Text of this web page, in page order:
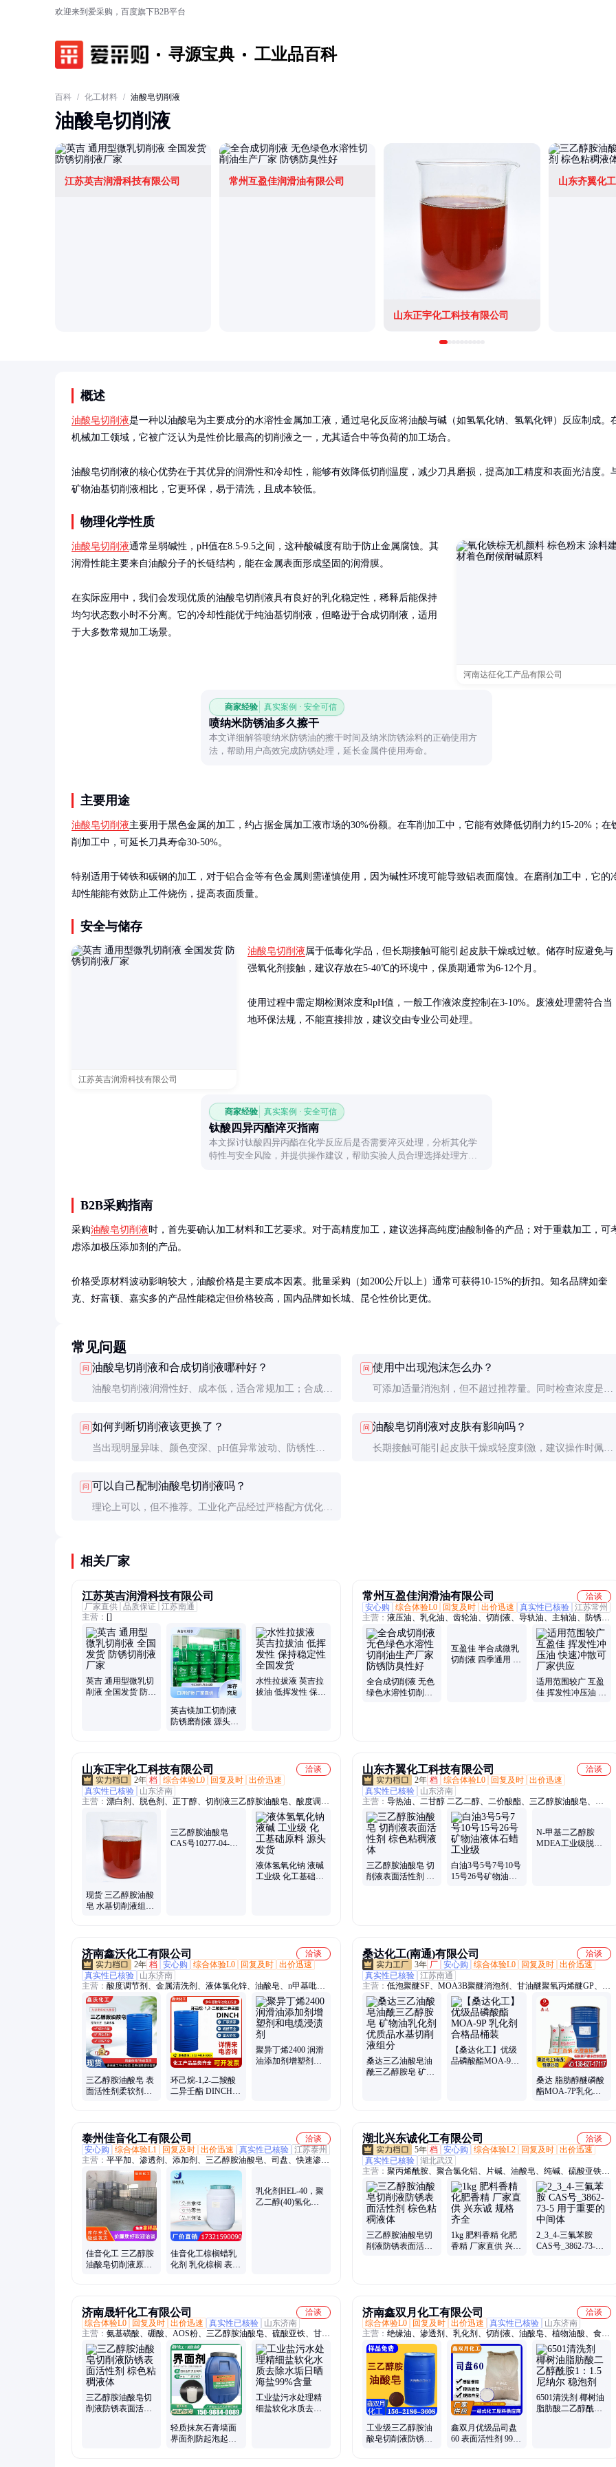
欢迎来到爱采购，百度旗下B2B平台
寻源宝典 工业品百科
百科 / 化工材料 / 油酸皂切削液
油酸皂切削液
江苏英吉润滑科技有限公司 常州互盈佳润滑油有限公司
山东正宇化工科技有限公司
山东齐翼化
概述
油酸皂切削液是一种以油酸皂为主要成分的水溶性金属加工液，通过皂化反应将油酸与碱（如氢氧化钠、氢氧化钾）反应制成。
机械加工领域，它被广泛认为是性价比最高的切削液之一，尤其适合中等负荷的加工场合。
油酸皂切削液的核心优势在于其优异的润滑性和冷却性，能够有效降低切削温度，减少刀具磨损，提高加工精度和表面光洁度。
矿物油基切削液相比，它更环保，易于清洗，且成本较低。
物理化学性质
河南达征化工产品有限公司
油酸皂切削液通常呈弱碱性，pH值在8.5-9.5之间，这种酸碱度有助于防止金属腐蚀。其
润滑性能主要来自油酸分子的长链结构，能在金属表面形成坚固的润滑膜。
在实际应用中，我们会发现优质的油酸皂切削液具有良好的乳化稳定性，稀释后能保持
均匀状态数小时不分离。它的冷却性能优于纯油基切削液，但略逊于合成切削液，适用
于大多数常规加工场景。
商家经验 真实案例 · 安全可信
喷纳米防锈油多久擦干
本文详细解答喷纳米防锈油的擦干时间及纳米防锈涂料的正确使用方
法，帮助用户高效完成防锈处理，延长金属件使用寿命。
主要用途
油酸皂切削液主要用于黑色金属的加工，约占据金属加工液市场的30%份额。在车削加工中，它能有效降低切削力约15-20%；在
削加工中，可延长刀具寿命30-50%。
特别适用于铸铁和碳钢的加工，对于铝合金等有色金属则需谨慎使用，因为碱性环境可能导致铝表面腐蚀。在磨削加工中，它的
却性能能有效防止工件烧伤，提高表面质量。
安全与储存
江苏英吉润滑科技有限公司
油酸皂切削液 属于低毒化学品，但长期接触可能引起皮肤干燥或过敏。储存时应避免与
强氧化剂接触，建议存放在5-40℃的环境中，保质期通常为6-12个月。
使用过程中需定期检测浓度和pH值，一般工作液浓度控制在3-10%。废液处理需符合当
地环保法规，不能直接排放，建议交由专业公司处理。
商家经验 真实案例 · 安全可信
钛酸四异丙酯淬灭指南
本文探讨钛酸四异丙酯在化学反应后是否需要淬灭处理，分析其化学
特性与安全风险，并提供操作建议，帮助实验人员合理选择处理方
B2B采购指南
采购油酸皂切削液 时，首先要确认加工材料和工艺要求。对于高精度加工，建议选择高纯度油酸制备的产品；对于重载加工，可
虑添加极压添加剂的产品。
价格受原材料波动影响较大，油酸价格是主要成本因素。批量采购（如200公斤以上）通常可获得10-15%的折扣。知名品牌如奎
克、好富顿、嘉实多的产品性能稳定但价格较高，国内品牌如长城、昆仑性价比更优。
常见问题
问 油酸皂切削液和合成切削液哪种好？
油酸皂切削液润滑性好、成本低，适合常规加工；合成切
据加工要求和预算决定。
问 使用中出现泡沫怎么办？
可添加适量消泡剂，但不超过推荐量。同时检查浓度是否
有较好的抗泡性。
问 如何判断切削液该更换了？
当出现明显异味、颜色变深、pH值异常波动、防锈性能
命为3-6个月。
问 油酸皂切削液对皮肤有影响吗？
长期接触可能引起皮肤干燥或轻度刺激，建议操作时佩戴
问 可以自己配制油酸皂切削液吗？
理论上可以，但不推荐。工业化产品经过严格配方优化和
相关厂家
江苏英吉润滑科技有限公司
厂家直供 品质保证 江苏南通
主营： []
英吉 通用型微乳切
削液 全国发货 防锈
英吉镁加工切削液
防锈磨削液 源头厂
水性拉拔液 英吉拉
拔油 低挥发性 保持
常州互盈佳润滑油有限公司
洽谈
安心购
综合体验L0 回复及时 出价迅速 真实性已核验 江苏常州
主营： 液压油、乳化油、齿轮油、切削液、导轨油、主轴油、防锈
油、磨削液、工业清洗剂、冲压油、白油
全合成切削液 无色
绿色水溶性切削油
互盈佳 半合成微乳
切削液 四季通用 不
适用范围较广 互盈
佳 挥发性冲压油 快
山东正宇化工科技有限公司
洽谈
2年 档 综合体验L0 回复及时 出价迅速
真实性已核验
山东济南
主营： 漂白剂、脱色剂、正丁醇、切削液三乙醇胺油酸皂、酸度调
现货 三乙醇胺油酸
皂 水基切削液组分
三乙醇胺油酸皂
CAS号10277-04-0
液体氢氧化钠 液碱
工业级 化工基础原
山东齐翼化工科技有限公司
洽谈
2年 档 综合体验L0 回复及时 出价迅速
真实性已核验
山东济南
主营： 导热油、二甘醇 二乙二醇、二价酸酯、三乙醇胺油酸皂、二
甲基乙酰胺、聚乙二醇、乙二醇丁醚、异构十二烷、二甲基亚砜、二
丙二醇甲醚、白油、天然胶乳、丙二醇、三甘醇 三乙二醇、聚异丁
烯、废油凝固剂、溶剂油、二甲基乙醇胺、乙醇、乙二醇、三乙醇
胺、一乙醇胺、N甲基二乙醇胺、石油磺酸钠、甲基丙二醇
三乙醇胺油酸皂 切
削液表面活性剂 棕
白油3号5号7号10号
15号26号矿物油液
N-甲基二乙醇胺
MDEA工业级脱硫
济南鑫沃化工有限公司
洽谈
2年 档 安心购 综合体验L0 回复及时 出价迅速
真实性已核验
山东济南
主营： 酸度调节剂、金属清洗剂、液体氯化锌、油酸皂、n甲基吡咯
烷酮
三乙醇胺油酸皂 表
面活性剂柔软剂金
环己烷-1,2-二羧酸
二异壬酯 DINCH环
聚异丁烯2400 润滑
油添加剂增塑剂和
桑达化工(南通)有限公司
洽谈
3年 厂 安心购 综合体验L0 回复及时 出价迅速
真实性已核验 江苏南通
主营： 低泡聚醚SF、MOA3B聚醚消泡剂、甘油醚聚氧丙烯醚GP、双
油酸酯400DO、磷酸酯MOA7P、磷酸酯MOA3P、异构13醇磷酸酯、
司盘S-80、MPEG2000、聚乙二醇600、司盘S-20、吐温T-20、吐温
60、吐温81、吐温T85、石蜡乳化剂、白油乳化剂163、滲透剂JFC、
滲透剂OE-35、滲透剂AEP、添加剂AC1210、聚醚L-64
桑达三乙油酸皂油
酰三乙醇胺皂 矿物
【桑达化工】优级
品磷酸酯MOA-9P
桑达 脂肪醇醚磷酸
酯MOA-7P乳化剂
泰州佳音化工有限公司
洽谈
安心购
综合体验L1 回复及时 出价迅速 真实性已核验 江苏泰州
主营： 平平加、渗透剂、添加剂、三乙醇胺油酸皂、司盘、快速渗透
剂、分散剂、匀染剂、消泡剂、乳化剂、聚乙二醇、聚丙二醇、农药
乳化剂、蓖麻油磷酸酯、聚醚多元醇、吐温、无规聚醚、抗静电剂、
净洗剂、辛基酚聚氧乙烯醚、分散增溶剂、烷基酚聚氧乙烯醚、保湿
剂、防老剂、甲氧基聚乙二醇、异构十醇聚氧乙烯醚
佳音化工 三乙醇胺
油酸皂切削液原料
佳音化工棕榈蜡乳
化剂 乳化棕榈 表面
乳化剂HEL-40，聚
乙二醇(40)氢化蓖
湖北兴东诚化工有限公司
洽谈
5年 档 安心购 综合体验L2 回复及时 出价迅速
真实性已核验 湖北武汉
主营： 聚丙烯酰胺、聚合氯化铝、片碱、油酸皂、纯碱、硫酸亚铁、
磷酸、元明粉、乙二醇、工业盐、次氯酸钠
三乙醇胺油酸皂切
削液防锈表面活性
1kg 肥料香精 化肥
香精 厂家直供 兴东
2_3_4-三氟苯胺
CAS号_3862-73-5
济南晟轩化工有限公司
洽谈
综合体验L0
回复及时 出价迅速 真实性已核验
山东济南
主营： 氨基磺酸、硼酸、AOS粉、三乙醇胺油酸皂、硫酸亚铁、甘
油、氯化铵、过碳酸钠、柠檬酸、氢氟酸、硝酸、双氧水、硫酸铵、
大苏打、草酸、十二烷基硫酸钠、氢氧化钠、氢氧化钾、偏硅酸钠、
聚合氯化铝、磺酸、AES
三乙醇胺油酸皂切
削液防锈表面活性
轻质抹灰石膏墙面
界面剂防起泡起砂
工业盐污水处理精
细盐软化水质去除
济南鑫双月化工有限公司
洽谈
综合体验L0
回复及时 出价迅速 真实性已核验
山东济南
主营： 绝缘油、渗透剂、乳化剂、切削液、油酸皂、植物油酸、食用
甘油、抗静电剂、十八烷酸、脱模润滑剂、保湿润滑剂、聚醚消泡
剂、表面活性剂、金属防锈剂、石油磺酸钠、石油磺酸钡、纺织印染
助剂、己二酸二辛酯、合成材料助剂、甘油、硬脂酸、苯并三氮唑、
丙二醇、丙三醇、化妆品助剂
工业级三乙醇胺油
酸皂切削液防锈剂
鑫双月优级品司盘
60 表面活性剂 99%
6501清洗剂 椰树油
脂肪酸二乙醇酰胺